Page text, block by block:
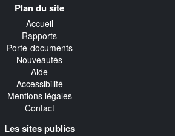
Plan du site
Accueil
Rapports
Porte-documents
Nouveautés
Aide
Accessibilité
Mentions légales
Contact
Les sites publics